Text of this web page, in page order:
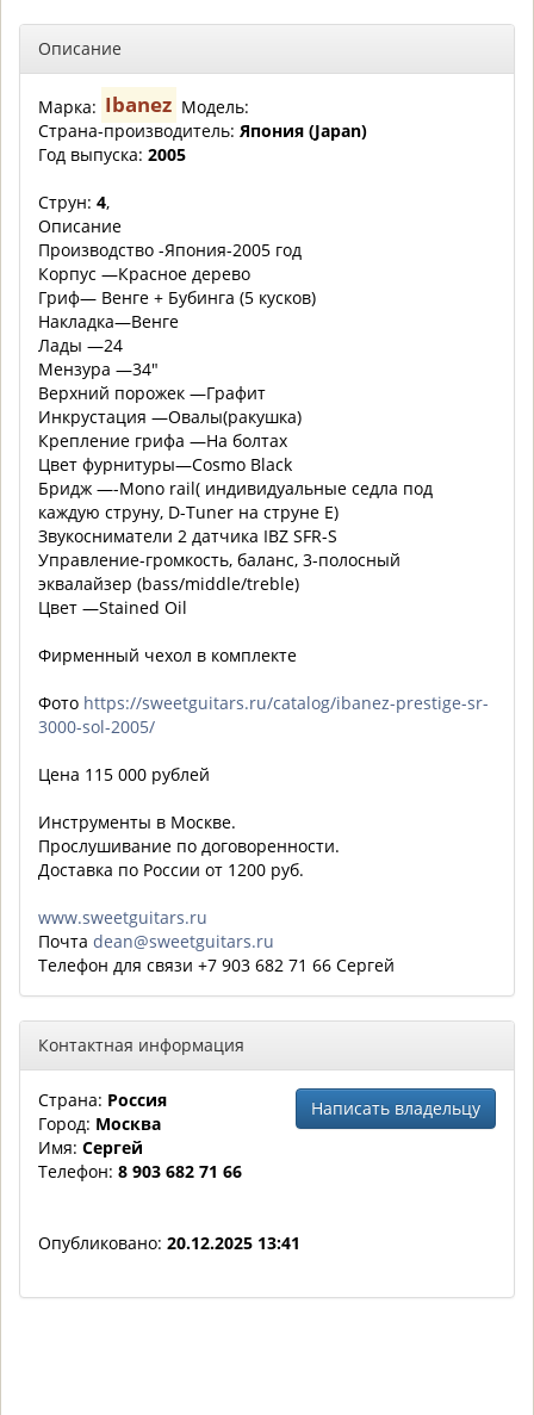
Описание
Марка: Ibanez Модель:
Страна-производитель: Япония (Japan)
Год выпуска: 2005
Струн: 4,
Описание
Производство -Япония-2005 год
Корпус —Красное дерево
Гриф— Венге + Бубинга (5 кусков)
Накладка—Венге
Лады —24
Мензура —34″
Верхний порожек —Графит
Инкрустация —Овалы(ракушка)
Крепление грифа —На болтах
Цвет фурнитуры—Cosmo Black
Бридж —-Mono rail( индивидуальные седла под
каждую струну, D-Tuner на струне Е)
Звукосниматели 2 датчика IBZ SFR-S
Управление-громкость, баланс, 3-полосный
эквалайзер (bass/middle/treble)
Цвет —Stained Oil
Фирменный чехол в комплекте
Фото https://sweetguitars.ru/catalog/ibanez-prestige-sr-
3000-sol-2005/
Цена 115 000 рублей
Инструменты в Москве.
Прослушивание по договоренности.
Доставка по России от 1200 руб.
www.sweetguitars.ru
Почта dean@sweetguitars.ru
Телефон для связи +7 903 682 71 66 Сергей
Контактная информация
Написать владельцу
Страна: Россия
Город: Москва
Имя: Сергей
Телефон: 8 903 682 71 66
Опубликовано: 20.12.2025 13:41